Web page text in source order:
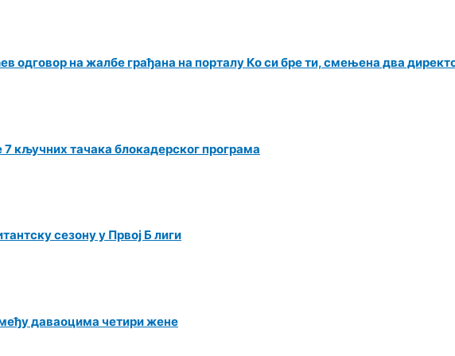
одговор на жалбе грађана на порталу Ко си бре ти, смењена два
тачака блокадерског програма
сезону у Првој Б лиги
даваоцима четири жене